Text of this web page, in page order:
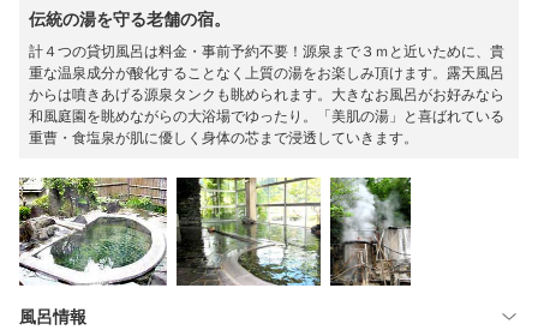
伝統の湯を守る老舗の宿。
計４つの貸切風呂は料金・事前予約不要！源泉まで３ｍと近いために、貴
重な温泉成分が酸化することなく上質の湯をお楽しみ頂けます。露天風呂
からは噴きあげる源泉タンクも眺められます。大きなお風呂がお好みなら
和風庭園を眺めながらの大浴場でゆったり。「美肌の湯」と喜ばれている
重曹・食塩泉が肌に優しく身体の芯まで浸透していきます。
風呂情報